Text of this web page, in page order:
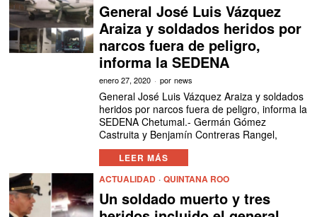
General José Luis Vázquez
Araiza y soldados heridos por
narcos fuera de peligro,
informa la SEDENA
enero 27, 2020 por news
General José Luis Vázquez Araiza y soldados
heridos por narcos fuera de peligro, informa la
SEDENA Chetumal.- Germán Gómez
Castruita y Benjamín Contreras Rangel,
LEER MÁS
ACTUALIDAD · QUINTANA ROO
Un soldado muerto y tres